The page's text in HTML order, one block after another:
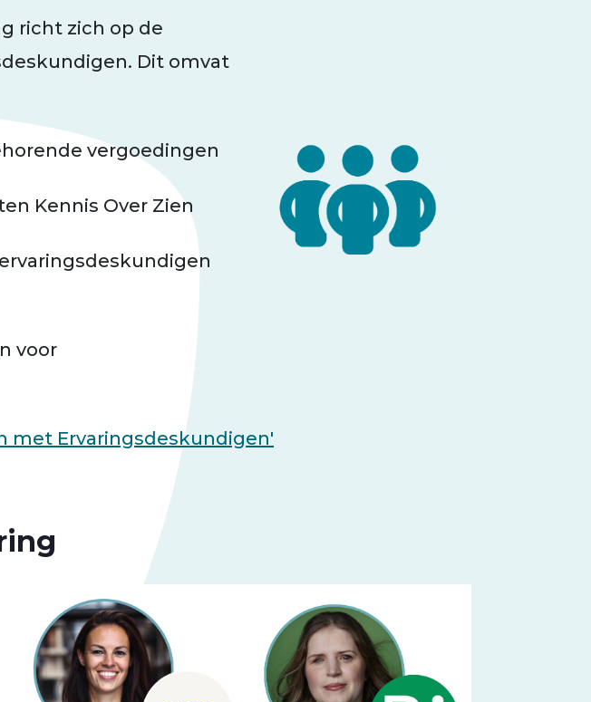
richt zich op de
Dit omvat
vergoedingen
Kennis Over Zien
voor
met Ervaringsdeskundigen'